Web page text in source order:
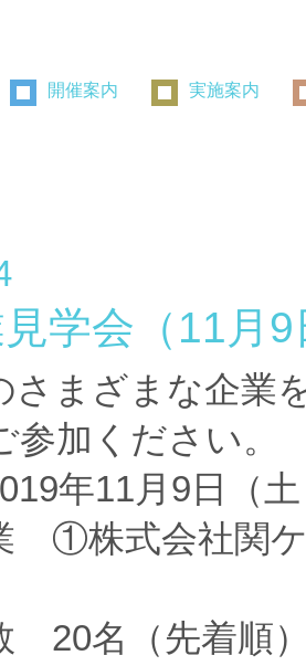
開催案内 実施案内
学会（11月
さまざまな企業
参加ください。
年11月9日（
①株式会社関
20名（先着順